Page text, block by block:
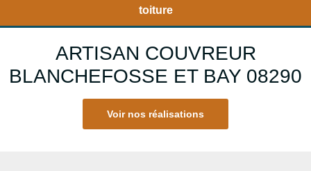
toiture
ARTISAN COUVREUR
BLANCHEFOSSE ET BAY 08290
Voir nos réalisations